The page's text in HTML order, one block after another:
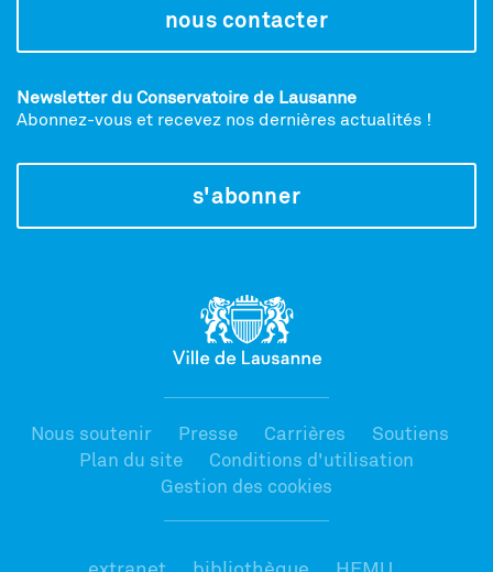
nous contacter
Newsletter du Conservatoire de Lausanne
Abonnez-vous et recevez nos dernières actualités !
s'abonner
Nous soutenir Presse Carrières
Soutiens
Plan du site
Conditions d'utilisation
Gestion des cookies